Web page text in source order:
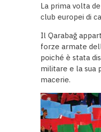
La prima volta
club europei di
Il Qarabağ
forze armate
poiché è stata
militare e la sua
macerie.